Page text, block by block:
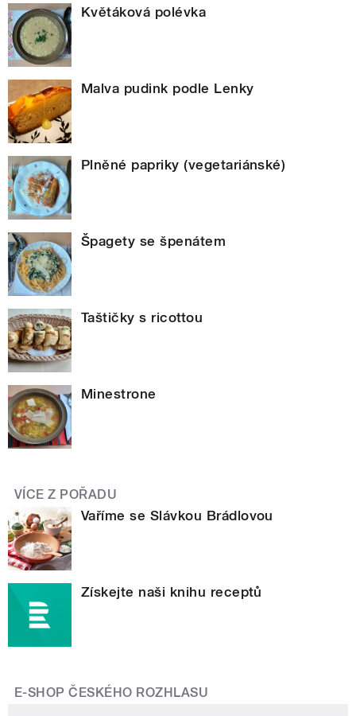
Květáková polévka
Malva pudink podle Lenky
Plněné papriky (vegetariánské)
Špagety se špenátem
Taštičky s ricottou
Minestrone
VÍCE Z POŘADU
Vaříme se Slávkou Brádlovou
Získejte naši knihu receptů
E-SHOP ČESKÉHO ROZHLASU